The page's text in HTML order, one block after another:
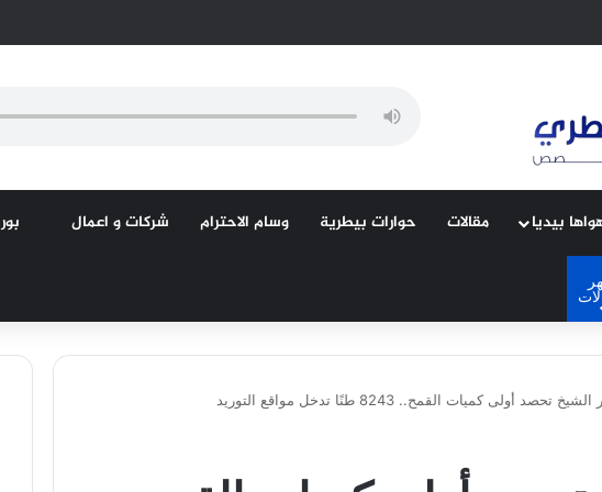
بيديا مقالات حوارات بيطرية وسام الاحترام شركات و اعمال
تحصد أولى كميات القمح.. 8243 طنًا تدخل مواقع التوريد